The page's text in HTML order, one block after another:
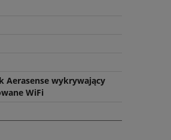
Aerasense wykrywający
WiFi